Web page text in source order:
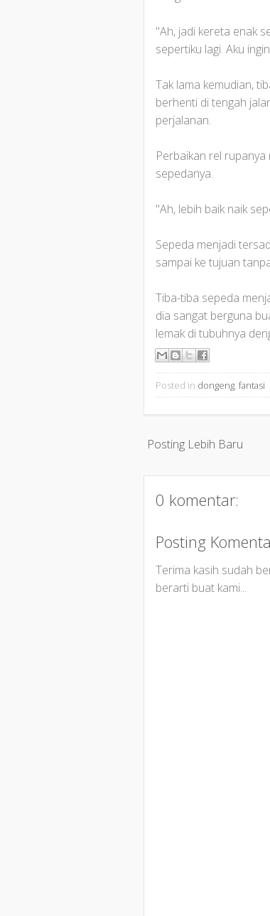
"Ah, jadi kereta enak
sepertiku lagi. Aku
Tak lama kemudian,
berhenti di tengah
perjalanan.
Perbaikan rel
sepedanya.
"Ah, lebih baik naik
Sepeda menjadi
sampai ke tujuan
Tiba-tiba sepeda
dia sangat berguna
lemak di tubuhnya
Posted in dongeng, fantasi
Posting Lebih Baru
0 komentar:
Posting
Terima kasih sudah
berarti buat kami...